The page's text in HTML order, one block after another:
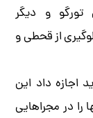
تورگو و دیگر
از قحطی و
اجازه داد این
را در مجراهایی